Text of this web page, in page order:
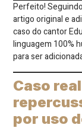
Perfeito!
artigo original e
caso do cantor
linguagem 100%
para ser
Caso
por uso